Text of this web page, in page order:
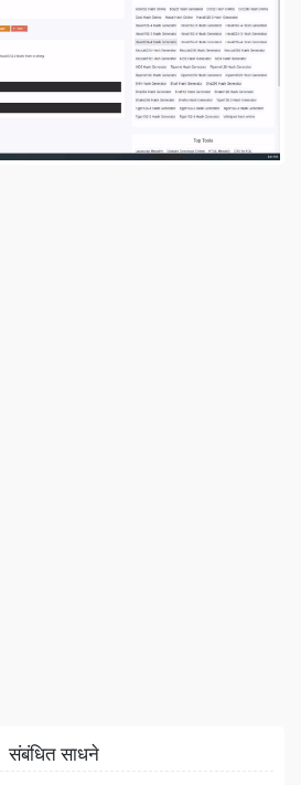
संबंधित साधने